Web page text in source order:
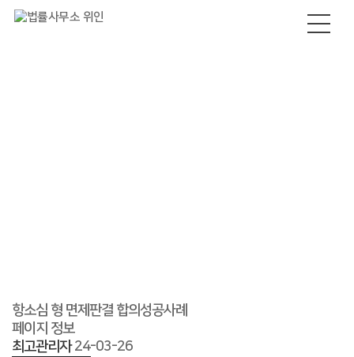
항소심 형 면제판결 합의성공사례
페이지 정보
최고관리자 24-03-26